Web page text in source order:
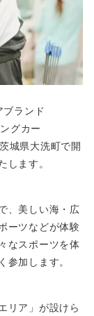
ランド
グカー
城県大洗町で開
します。
、美しい海・広
ーツなどが体験
なスポーツを体
参加します。
リア」が設けら